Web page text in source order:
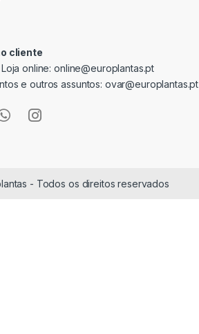
cliente
online:online@europlantas.pt
e outros assuntos: ovar@europlantas.pt
- Todos os direitos reservados